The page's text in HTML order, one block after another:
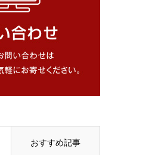
おすすめ記事